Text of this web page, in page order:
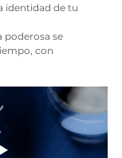
identidad de tu
poderosa se
con